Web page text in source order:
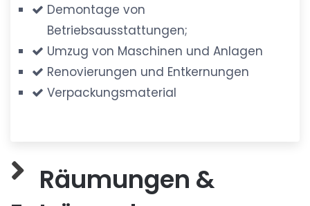
Demontage von
Betriebsausstattungen;
Umzug von Maschinen und Anlagen
Renovierungen und Entkernungen
Verpackungsmaterial
Räumungen &